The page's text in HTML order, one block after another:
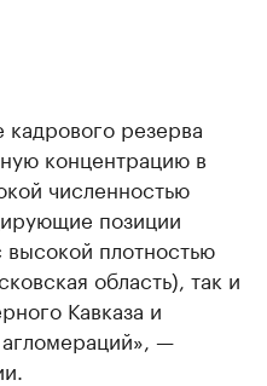
резерва
концентрацию в
численностью
позиции
плотностью
область), так и
Кавказа и
—